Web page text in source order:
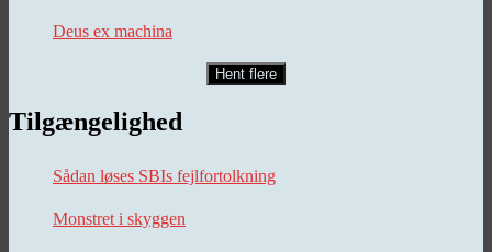
Deus ex machina
Hent flere
Tilgængelighed
Sådan løses SBIs fejlfortolkning
Monstret i skyggen